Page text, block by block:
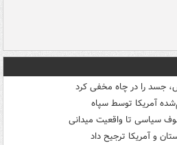
جسد را در چاه مخفی کرد
آمریکا توسط سپاه
سیاسی تا واقعیت میدانی
و آمریکا ترجیح داد